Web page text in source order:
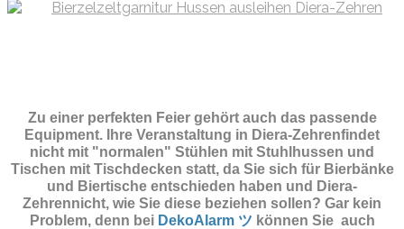
Zu einer perfekten Feier gehört auch das passende
Equipment.
Ihre Veranstaltung in Diera-Zehrenfindet
nicht mit "normalen" Stühlen mit Stuhlhussen und
Tischen mit Tischdecken statt, da Sie sich für Bierbänke
und Biertische entschieden haben und Diera-
Zehrennicht, wie Sie diese beziehen sollen? Gar kein
Problem, denn bei DekoAlarm ツ können Sie auch